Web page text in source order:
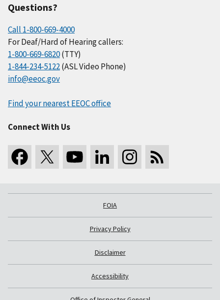
Questions?
Call 1-800-669-4000
For Deaf/Hard of Hearing callers:
1-800-669-6820(TTY)
1-844-234-5122(ASL Video Phone)
info@eeoc.gov
Find your nearest EEOC office
Connect With Us
FOIA
Privacy Policy
Disclaimer
Accessibility